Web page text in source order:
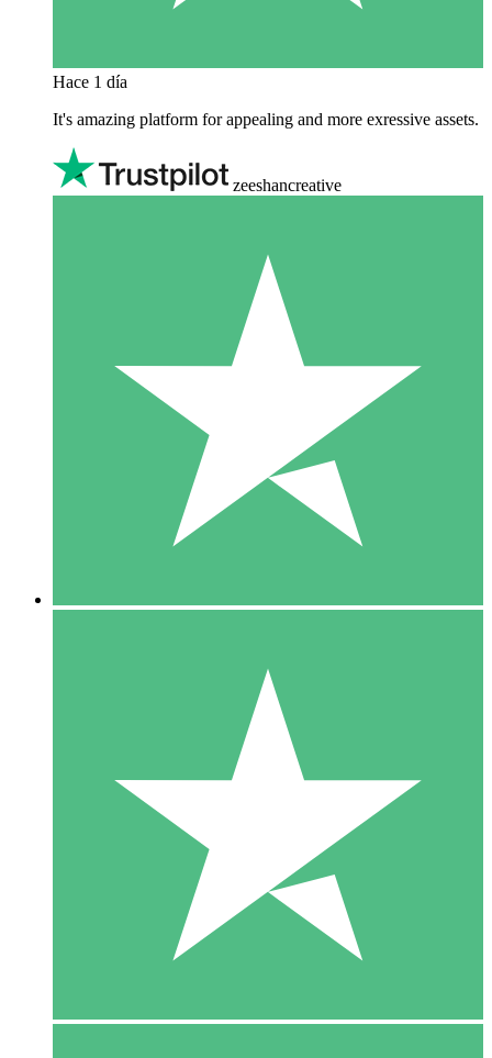
Hace 1 día
It's amazing platform for appealing and more exressive assets.
zeeshancreative